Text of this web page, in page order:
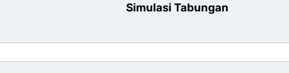
Simulasi Tabungan